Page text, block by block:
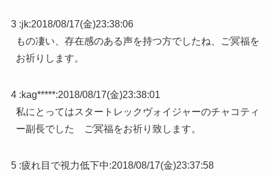
3 :jk:2018/08/17(金)23:38:06
もの凄い、存在感のある声を持つ方でしたね、ご冥福を
お祈りします。
4 :kag*****:2018/08/17(金)23:38:01
私にとってはスタートレックヴォイジャーのチャコティ
ー副長でした ご冥福をお祈り致します。
5 :疲れ目で視力低下中:2018/08/17(金)23:37:58